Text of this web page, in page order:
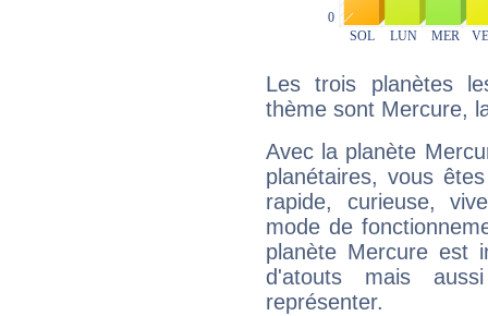
Les trois planètes
thème sont Mercure,
Avec la planète
planétaires, vous
rapide, curieuse,
mode de
planète Mercure est
d'atouts mais
représenter.